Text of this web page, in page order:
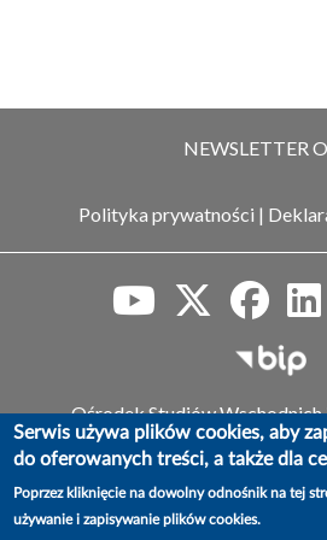
NEWSLETTER
Polityka prywatności |
Ośrodek Studiów
ul. Koszykowa 6a, 00-
tel.: (+48) 22 525 80 00, faks:
e-mail:
Serwis używa plików cookies, aby
do oferowanych treści, a także dla
Poprzez kliknięcie na dowolny odnośnik na tej
używanie i zapisywanie plików cookies.